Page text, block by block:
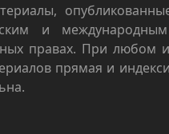
и
правах. При любом
прямая и